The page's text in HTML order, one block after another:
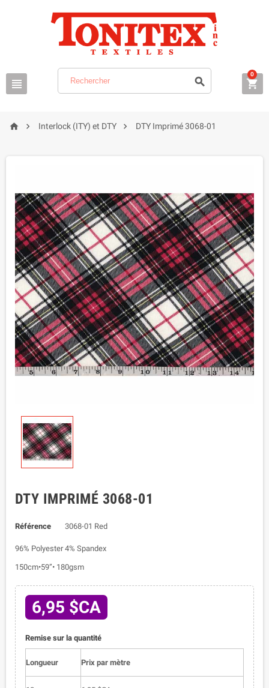
  
0
  Interlock (ITY) et DTY  DTY Imprimé 3068-01
DTY IMPRIMÉ 3068-01
Référence 3068-01 Red
96% Polyester 4% Spandex
150cm•59”• 180gsm
6,95 $CA
Remise sur la quantité
Longueur Prix par mètre